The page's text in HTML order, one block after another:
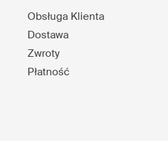
Obsługa Klienta
Dostawa
Zwroty
Płatność